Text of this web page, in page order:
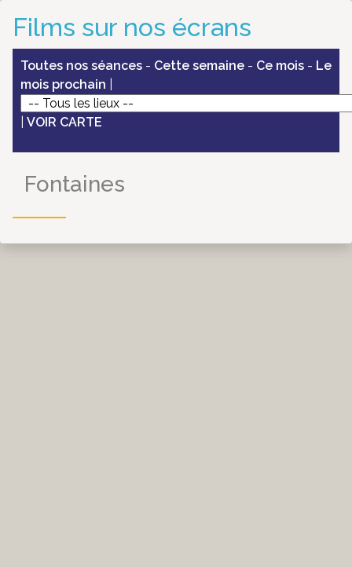
Films sur nos écrans
Toutes nos séances - Cette semaine - Ce mois - Le
mois prochain
VOIR CARTE
Fontaines